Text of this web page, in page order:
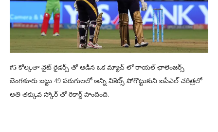
#5 కోల్కతా నైట్ రైడర్స్ తో ఆడిన ఒక మ్యాచ్ లో రాయల్ ఛాలెంజర్స్
బెంగళూరు జట్టు 49 పరుగులలో అన్ని వికెట్స్ పోగొట్టుకుని ఐపీఎల్ చరిత్రలో
అతి తక్కువ స్కోర్ తో రికార్డ్ పొందింది.